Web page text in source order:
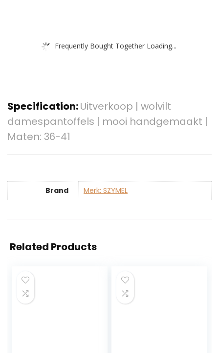
Frequently Bought Together Loading...
Specification:Uitverkoop | wolvilt
damespantoffels | mooi handgemaakt |
Maten: 36-41
Brand Merk: SZYMEL
Related Products